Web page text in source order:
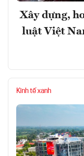
Xây dựng,
luật Việt
Kinh tế xanh